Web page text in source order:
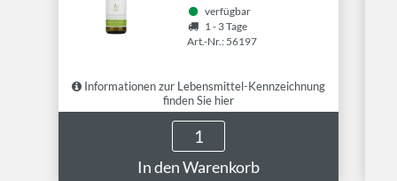
verfügbar
1 - 3 Tage
Art.-Nr.: 56197
Informationen zur Lebensmittel-Kennzeichnung
finden Sie hier